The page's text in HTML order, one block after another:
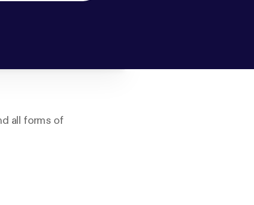
all forms of